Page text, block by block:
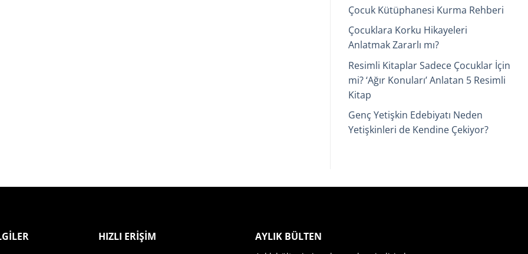
Çocuk Kütüphanesi Kurma Rehberi
Çocuklara Korku Hikayeleri
Anlatmak Zararlı mı?
Resimli Kitaplar Sadece Çocuklar İçin
mi? ‘Ağır Konuları’ Anlatan 5 Resimli
Kitap
Genç Yetişkin Edebiyatı Neden
Yetişkinleri de Kendine Çekiyor?
HIZLI ERİŞİM AYLIK BÜLTEN